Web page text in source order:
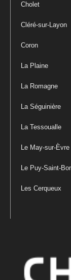
Cholet
Cléré-sur-Layon
Coron
La Plaine
La Romagne
La Séguinière
La Tessoualle
Le May-sur-Èvre
Le Puy-Saint-
Les Cerqueux